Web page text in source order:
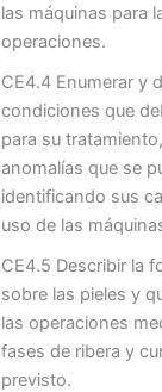
las máquinas para
operaciones.
CE4.4 Enumerar y
condiciones que
para su
anomalías que se
identificando sus
uso de las
CE4.5 Describir la
sobre las pieles y
las operaciones
fases de ribera y
previsto.